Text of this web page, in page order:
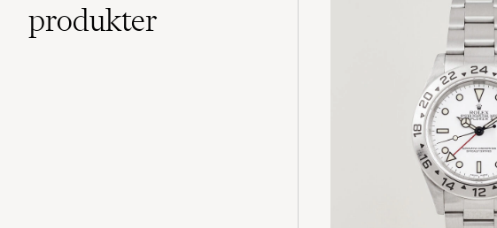
produkter